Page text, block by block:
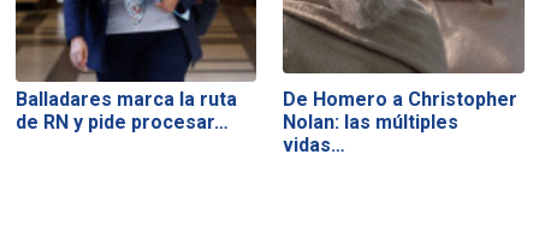
Balladares marca la ruta
de RN y pide procesar…
De Homero a Christopher
Nolan: las múltiples
vidas…